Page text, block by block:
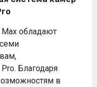
Max обладают
Благодаря
в